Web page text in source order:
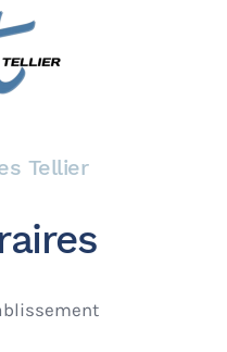
Tellier